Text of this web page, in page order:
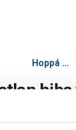
Hoppá ...